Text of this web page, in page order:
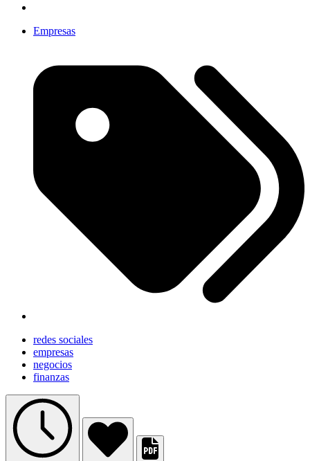
Empresas
redes sociales
empresas
negocios
finanzas